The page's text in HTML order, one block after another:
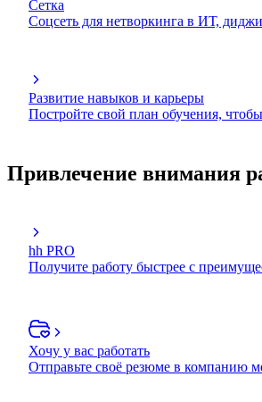
Сетка
Соцсеть для нетворкинга в ИТ,
Развитие навыков и карьеры
Постройте свой план обучения,
Привлечение внимания
hh PRO
Получите работу быстрее с
Хочу у вас работать
Отправьте своё резюме в компанию